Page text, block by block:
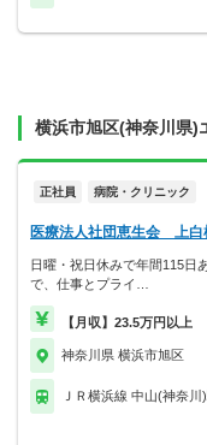
横浜市旭区(神奈川県)
正社員 病院・クリニック
医療法人社団恵生会 上白
日曜・祝日休みで年間115日
で、仕事とプライ…
【月収】23.5万円以上
神奈川県 横浜市旭区
ＪＲ横浜線 中山(神奈川